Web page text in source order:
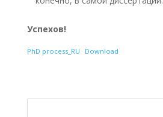
Успехов!
PhD process_RU Download